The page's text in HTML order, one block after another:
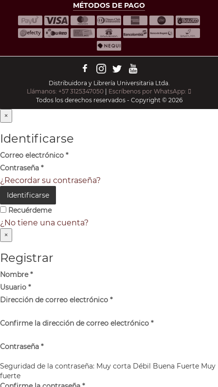
MÉTODOS DE PAGO
Distribuidora y Librería Universitaria Ltda.
Llámanos: +57 3125347050 | Escríbenos por WhatsApp:
Todos los derechos reservados - Copyright © 2026
×
Identificarse
Correo electrónico *
Contraseña *
¿Recordar su contraseña?
Identificarse
Recuérdeme
¿No tiene una cuenta?
×
Registrar
Nombre*
Usuario *
Dirección de correo electrónico *
Confirme la dirección de correo electrónico *
Contraseña *
Seguridad de la contraseña: Muy corta Débil Buena Fuerte Muy
fuerte